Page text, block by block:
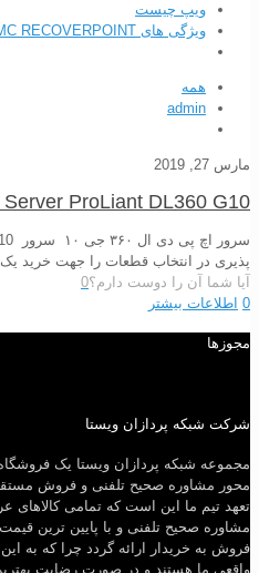
ویپ چیست
ویژگی های EMC RECOVERPOINT
همه
admin
مارس 27, 2019
Server ProLiant DL360 G10
پذیری در انتخاب قطعات را جهت خرید
آیا شما آن را دوست دارم؟0
0 اطلاعات بیشتر
مجوزها
شرکت شبکه پردازان ویستا
مجموعه شبکه پردازان ویستا یک
محور مشاوره صحیح تلفنی و فروش
تعهد تیم ما این است که تمامی
مشاوره صحیح تلفنی و با پایین ترین
فروش به خریدار ارائه گردد چرا که به
واقعی ما هستند و در صورت رضایت